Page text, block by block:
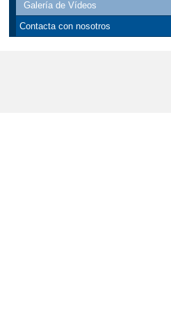
Galería de Vídeos
Contacta con nosotros